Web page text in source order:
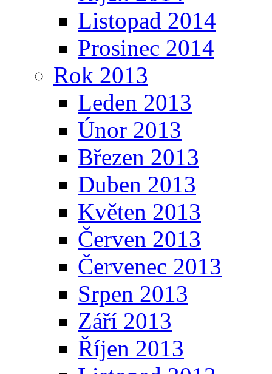
Listopad 2014
Prosinec 2014
Rok 2013
Leden 2013
Únor 2013
Březen 2013
Duben 2013
Květen 2013
Červen 2013
Červenec 2013
Srpen 2013
Září 2013
Říjen 2013